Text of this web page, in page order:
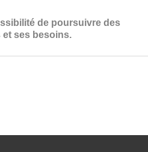
de poursuivre des
ses besoins.